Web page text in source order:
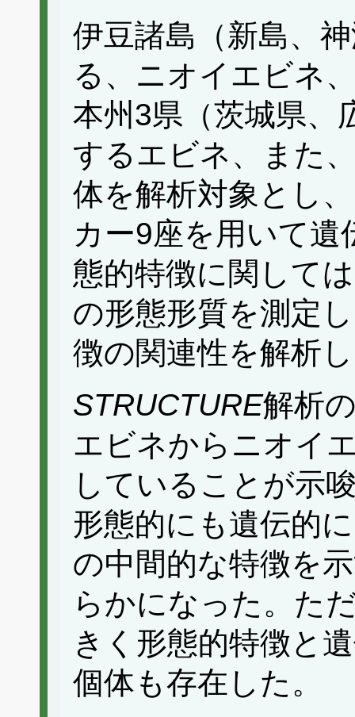
伊豆諸島（新島、
る、ニオイエビネ
本州3県（茨城県、
するエビネ、また
体を解析対象とし
カー9座を用いて
態的特徴に関して
の形態形質を測定
徴の関連性を解析
STRUCTURE解析
エビネからニオイ
していることが示
形態的にも遺伝的
の中間的な特徴を
らかになった。た
きく形態的特徴と
個体も存在した。